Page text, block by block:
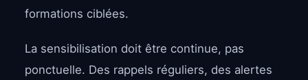
formations ciblées.
La sensibilisation doit être continue, pas
ponctuelle. Des rappels réguliers, des alertes